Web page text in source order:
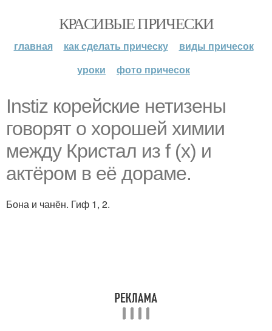
КРАСИВЫЕ ПРИЧЕСКИ
главная как сделать прическу
виды причесок
уроки
фото причесок
Instiz корейские нетизены
говорят о хорошей химии
между Кристал из f (x) и
актёром в её дораме.
Бона и чанён. Гиф 1, 2.